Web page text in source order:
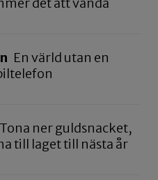
En värld utan en
Tona ner guldsnacket,
till laget till nästa år